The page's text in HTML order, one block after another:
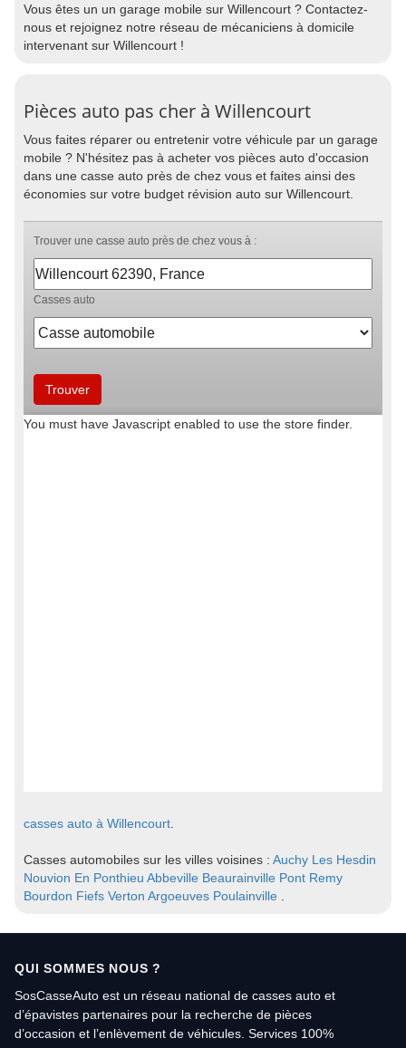
Vous êtes un un garage mobile sur Willencourt ? Contactez-
nous et rejoignez notre réseau de mécaniciens à domicile
intervenant sur Willencourt !
Pièces auto pas cher à Willencourt
Vous faites réparer ou entretenir votre véhicule par un garage
mobile ? N'hésitez pas à acheter vos pièces auto d'occasion
dans une casse auto près de chez vous et faites ainsi des
économies sur votre budget révision auto sur Willencourt.
casses auto à Willencourt
Casses automobiles sur les villes voisines : Auchy Les Hesdin
Nouvion En Ponthieu Abbeville Beaurainville Pont Remy
Bourdon Fiefs Verton Argoeuves Poulainville
QUI SOMMES NOUS ?
SosCasseAuto est un réseau national de casses auto et
d’épavistes partenaires pour la recherche de pièces
d’occasion et l’enlèvement de véhicules. Services 100%